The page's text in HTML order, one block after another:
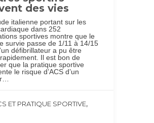
des vies
italienne portant sur les
dans 252
sportives montre que le
survie passe de 1/11 à 14/15
défibrillateur a pu être
Il est bon de
que la pratique sportive
le risque d’ACS d’un
ET PRATIQUE SPORTIVE,